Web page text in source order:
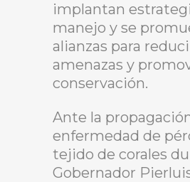
implantan
manejo y se
alianzas para
amenazas y
conservación.
Ante la
enfermedad de
tejido de corales
Gobernador